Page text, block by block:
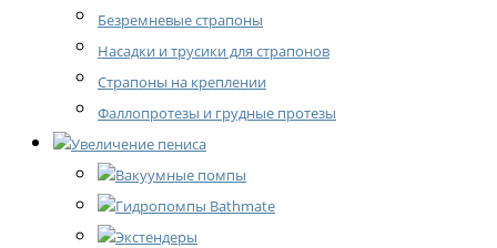
Безремневые страпоны
Насадки и трусики для страпонов
Страпоны на креплении
Фаллопротезы и грудные протезы
Увеличение пениса
Вакуумные помпы
Гидропомпы Bathmate
Экстендеры